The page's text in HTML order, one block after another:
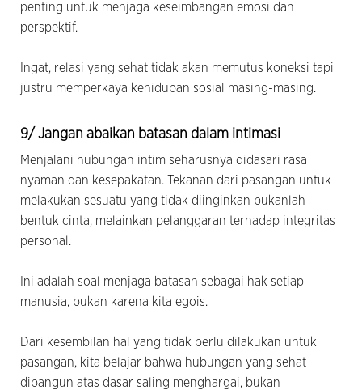
penting untuk menjaga keseimbangan emosi dan
perspektif.
Ingat, relasi yang sehat tidak akan memutus koneksi tapi
justru memperkaya kehidupan sosial masing-masing.
9/ Jangan abaikan batasan dalam intimasi
Menjalani hubungan intim seharusnya didasari rasa
nyaman dan kesepakatan. Tekanan dari pasangan untuk
melakukan sesuatu yang tidak diinginkan bukanlah
bentuk cinta, melainkan pelanggaran terhadap integritas
personal.
Ini adalah soal menjaga batasan sebagai hak setiap
manusia, bukan karena kita egois.
Dari kesembilan hal yang tidak perlu dilakukan untuk
pasangan, kita belajar bahwa hubungan yang sehat
dibangun atas dasar saling menghargai, bukan